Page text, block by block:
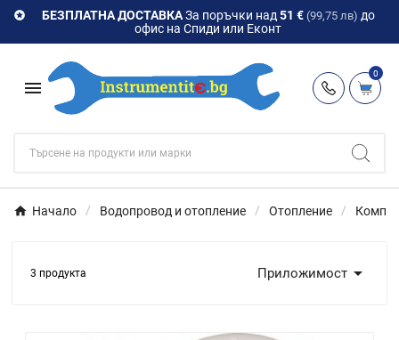
 БЕЗПЛАТНА ДОСТАВКАЗа поръчки над 51 € (99,75 лв) до
офис на Спиди или Еконт

0
Начало Водопровод и отопление Отопление
3 продукта Приложимост 